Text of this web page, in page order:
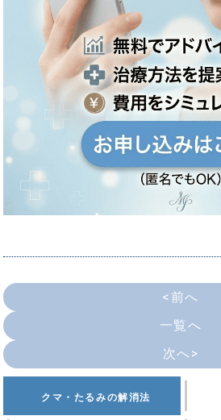
<前へ
一覧へ
次へ>
クマ・たるみの解消法